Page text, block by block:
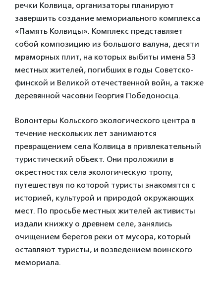
речки Колвица, организаторы планируют
завершить создание мемориального комплекса
«Память Колвицы». Комплекс представляет
собой композицию из большого валуна, десяти
мраморных плит, на которых выбиты имена 53
местных жителей, погибших в годы Советско-
финской и Великой отечественной войн, а также
деревянной часовни Георгия Победоносца.
Волонтеры Кольского экологического центра в
течение нескольких лет занимаются
превращением села Колвица в привлекательный
туристический объект. Они проложили в
окрестностях села экологическую тропу,
путешествуя по которой туристы знакомятся с
историей, культурой и природой окружающих
мест. По просьбе местных жителей активисты
издали книжку о древнем селе, занялись
очищением берегов реки от мусора, который
оставляют туристы, и возведением воинского
мемориала.